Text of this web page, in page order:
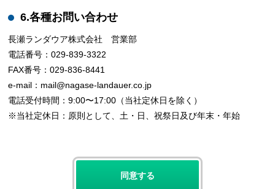
6.各種お問い合わせ
長瀬ランダウア株式会社 営業部
電話番号：029-839-3322
FAX番号：029-836-8441
e-mail：mail@nagase-landauer.co.jp
電話受付時間：9:00〜17:00（当社定休日を除く）
※当社定休日：原則として、土・日、祝祭日及び年末・年始